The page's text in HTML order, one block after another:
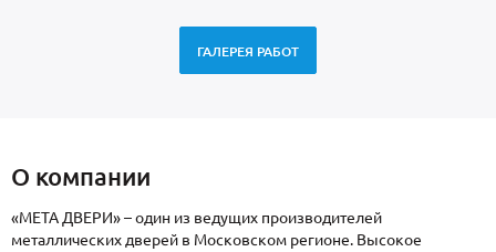
ГАЛЕРЕЯ РАБОТ
О компании
«МЕТА ДВЕРИ» – один из ведущих производителей
металлических дверей в Московском регионе. Высокое